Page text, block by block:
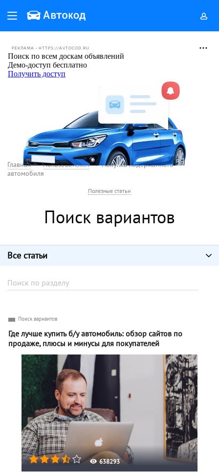
РЕКЛАМА • HTTPS://AVTOCOD.RU
Главная Пользователям
Покупка подержанного
автомобиля
Полезные статьи
Поиск вариантов
Все статьи
638293
Поиск вариантов
Где лучше купить б/у автомобиль: обзор сайтов по
продаже, плюсы и минусы для покупателей